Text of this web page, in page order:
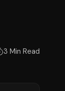
3 Min Read